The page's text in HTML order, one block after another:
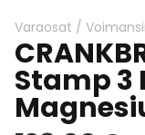
beginning
of
the
images
gallery
Varaosat /
Stamp 3